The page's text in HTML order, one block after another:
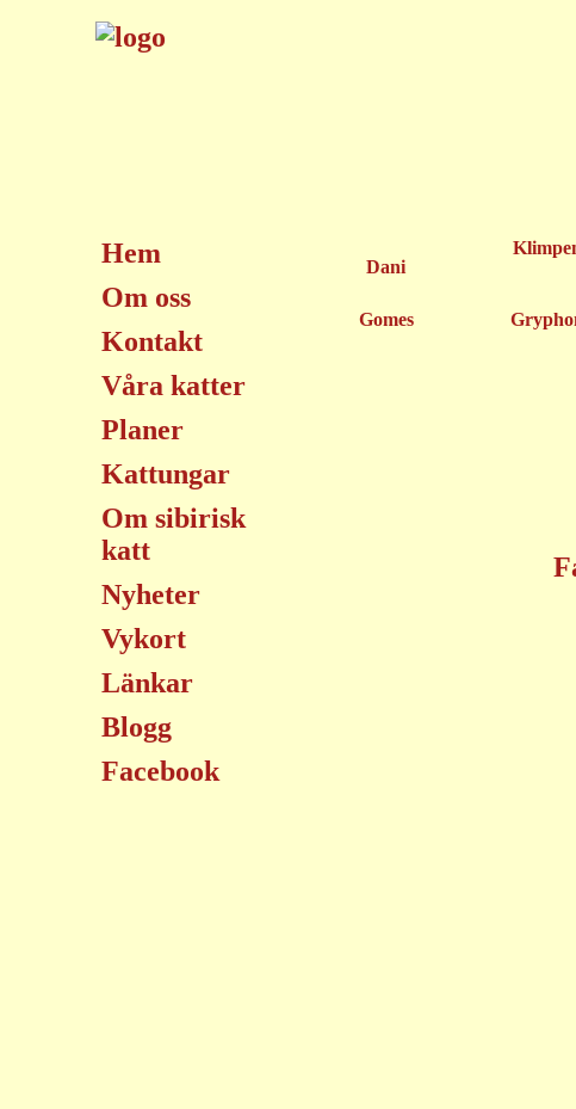
Hem
Om oss
Kontakt
Våra katter
Planer
Kattungar
Om sibirisk
katt
Nyheter
Vykort
Länkar
Blogg
Facebook
Dani
Gomes